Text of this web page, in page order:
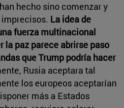
hecho sino comenzar y
La idea de
fuerza multinacional
la paz parece abrirse paso
que Trump podría hacer
Rusia aceptara tal
los europeos aceptarían
más a Estados